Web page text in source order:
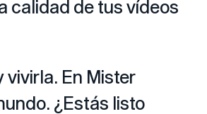
calidad de tus vídeos
En Mister
¿Estás listo